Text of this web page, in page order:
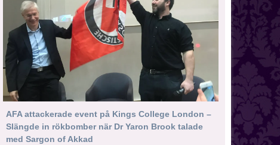
AFA attackerade event på Kings College London –
Slängde in rökbomber när Dr Yaron Brook talade
med Sargon of Akkad